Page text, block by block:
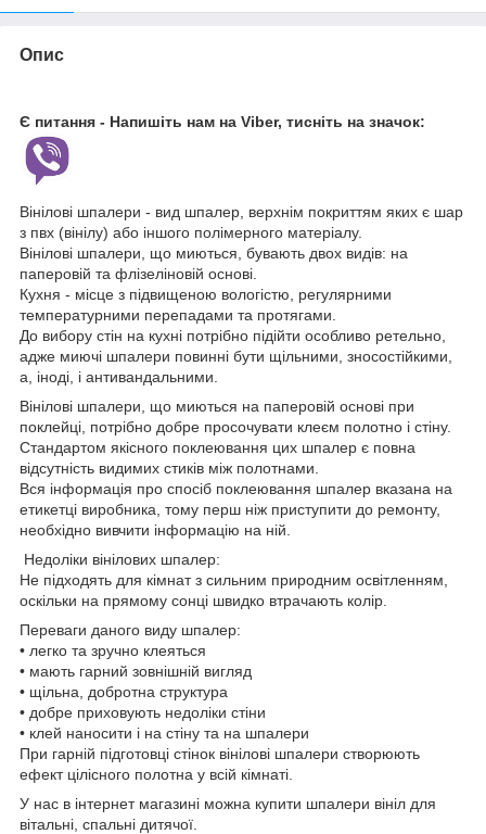
Опис
Є питання - Напишіть нам на Viber, тисніть на значок:
Вінілові шпалери - вид шпалер, верхнім покриттям яких є шар
з пвх (вінілу) або іншого полімерного матеріалу.
Вінілові шпалери, що миються, бувають двох видів: на
паперовій та флізеліновій основі.
Кухня - місце з підвищеною вологістю, регулярними
температурними перепадами та протягами.
До вибору стін на кухні потрібно підійти особливо ретельно,
адже миючі шпалери повинні бути щільними, зносостійкими,
а, іноді, і антивандальними.
Вінілові шпалери, що миються на паперовій основі при
поклейці, потрібно добре просочувати клеєм полотно і стіну.
Стандартом якісного поклеювання цих шпалер є повна
відсутність видимих стиків між полотнами.
Вся інформація про спосіб поклеювання шпалер вказана на
етикетці виробника, тому перш ніж приступити до ремонту,
необхідно вивчити інформацію на ній.
Недоліки вінілових шпалер:
Не підходять для кімнат з сильним природним освітленням,
оскільки на прямому сонці швидко втрачають колір.
Переваги даного виду шпалер:
• легко та зручно клеяться
• мають гарний зовнішній вигляд
• щільна, добротна структура
• добре приховують недоліки стіни
• клей наносити і на стіну та на шпалери
При гарній підготовці стінок вінілові шпалери створюють
ефект цілісного полотна у всій кімнаті.
У нас в інтернет магазині можна купити шпалери вініл для
вітальні, спальні дитячої.